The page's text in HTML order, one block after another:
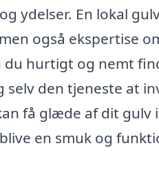
ydelser. En lokal
også ekspertise
du hurtigt og nemt
selv den tjeneste at
få glæde af dit gulv
en smuk og